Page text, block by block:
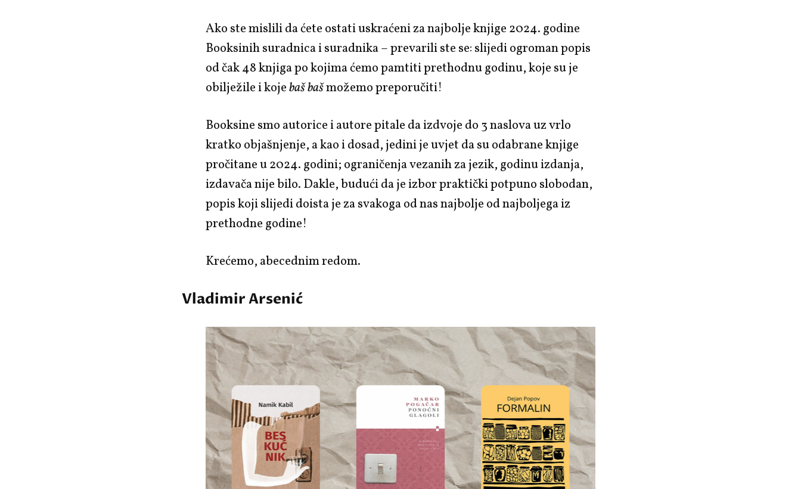
Ako ste mislili da ćete ostati uskraćeni za najbolje knjige 2024. godine
Booksinih suradnica i suradnika – prevarili ste se: slijedi ogroman popis
od čak 48 knjiga po kojima ćemo pamtiti prethodnu godinu, koje su je
obilježile i kojebaš bašmožemo preporučiti!
Booksine smo autorice i autore pitale da izdvoje do 3 naslova uz vrlo
kratko objašnjenje, a kao i dosad, jedini je uvjet da su odabrane knjige
pročitane u 2024. godini; ograničenja vezanih za jezik, godinu izdanja,
izdavača nije bilo. Dakle, budući da je izbor praktički potpuno slobodan,
popis koji slijedi doista je za svakoga od nas najbolje od najboljega iz
prethodne godine!
Krećemo, abecednim redom.
Vladimir Arsenić